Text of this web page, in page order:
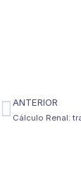
Anterior
ANTERIOR